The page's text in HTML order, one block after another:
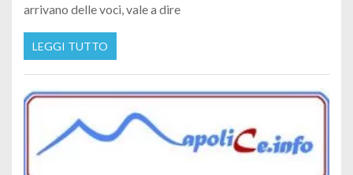
arrivano delle voci, vale a dire
LEGGI TUTTO